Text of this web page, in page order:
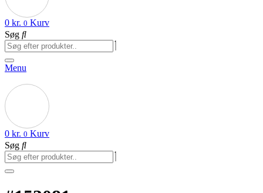
0 kr. 0 Kurv
Søg
Menu
0 kr. 0 Kurv
Søg